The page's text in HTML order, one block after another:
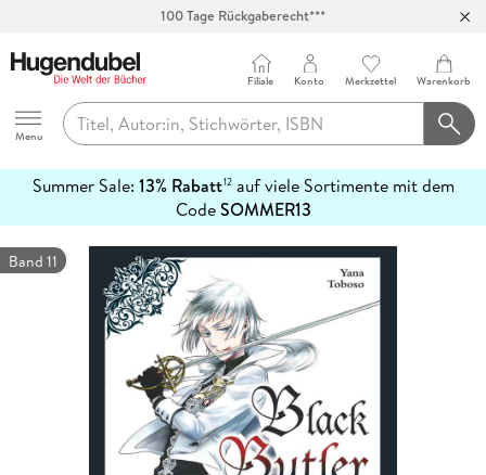
100 Tage Rückgaberecht***
Hugendubel
Menu
Filiale Konto Merkzettel Warenkorb
Summer Sale: 13% Rabatt12auf viele Sortimente mit dem
CodeSOMMER13
erfahren
Band 11